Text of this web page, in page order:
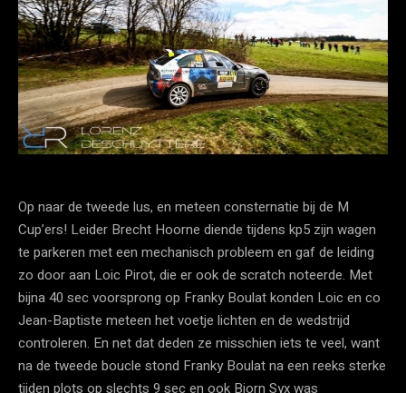
Op naar de tweede lus, en meteen consternatie bij de M
Cup’ers! Leider Brecht Hoorne diende tijdens kp5 zijn wagen
te parkeren met een mechanisch probleem en gaf de leiding
zo door aan Loic Pirot, die er ook de scratch noteerde. Met
bijna 40 sec voorsprong op Franky Boulat konden Loic en co
Jean-Baptiste meteen het voetje lichten en de wedstrijd
controleren. En net dat deden ze misschien iets te veel, want
na de tweede boucle stond Franky Boulat na een reeks sterke
tijden plots op slechts 9 sec en ook Bjorn Syx was